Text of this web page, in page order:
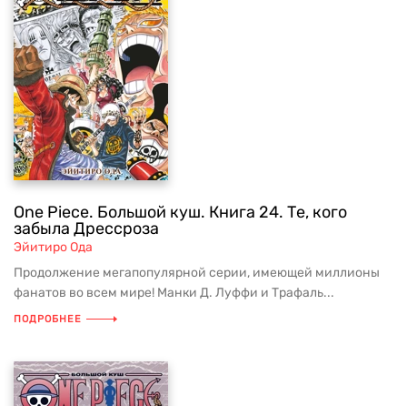
One Piece. Большой куш. Книга 24. Те, кого
забыла Дрессроза
Эйитиро Ода
Продолжение мегапопулярной серии, имеющей миллионы
фанатов во всем мире! Манки Д. Луффи и Трафаль...
ПОДРОБНЕЕ